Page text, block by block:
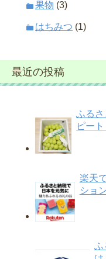
果物 (3)
はちみつ (1)
最近の投稿
ふるさ
ピー
楽天
ショ
ふ